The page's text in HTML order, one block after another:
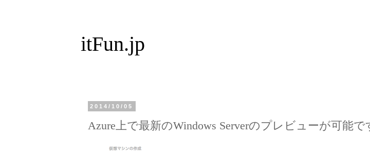
itFun.jp
2014/10/05
Azure上で最新のWindows Serverのプレビューが可能で